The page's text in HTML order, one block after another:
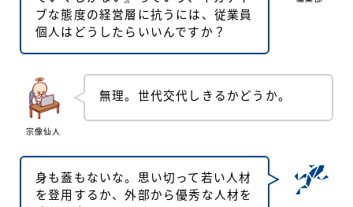
ブな態度の経営層に抗うには、従業員
個人はどうしたらいいんですか？
宗像仙人
無理。世代交代しきるかどうか。
身も蓋もないな。思い切って若い人材
を登用するか、外部から優秀な人材を